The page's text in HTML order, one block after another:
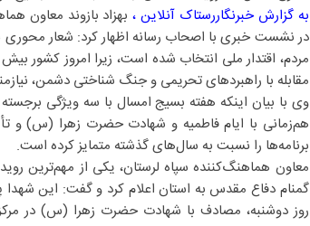
به گزارش خبرنگاررستاک آنلاین ،بهزاد بازوند معاون
در نشست خبری با اصحاب رسانه اظهار کرد: شعار محوری
مردم، اقتدار ملی انتخاب شده است، زیرا امروز کشور
مقابله با راهبرد‌های تحریمی و جنگ شناختی دشمن،
وی با بیان اینکه هفته بسیج امسال با سه ویژگی
هم‌زمانی با ایام فاطمیه و شهادت حضرت زهرا (س) و
برنامه‌ها را نسبت به سال‌های گذشته متمایز کرده است.
معاون هماهنگ‌کننده سپاه لرستان، یکی از مهم‌ترین
گمنام دفاع مقدس به استان اعلام کرد و گفت: این
روز دوشنبه، مصادف با شهادت حضرت زهرا (س) در